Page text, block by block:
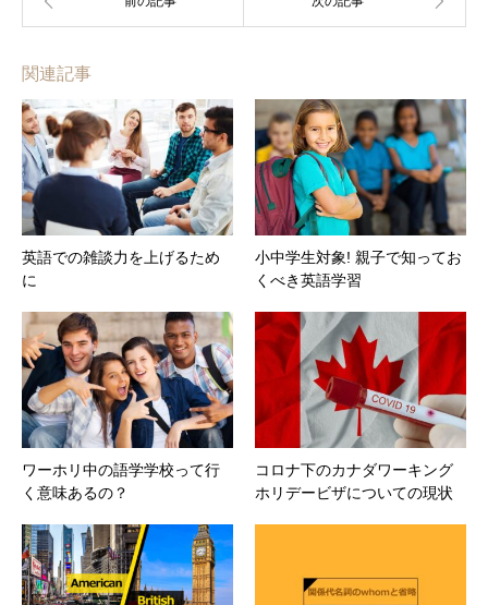
関連記事
英語での雑談力を上げるため
に
小中学生対象! 親子で知ってお
くべき英語学習
ワーホリ中の語学学校って行
く意味あるの？
コロナ下のカナダワーキング
ホリデービザについての現状